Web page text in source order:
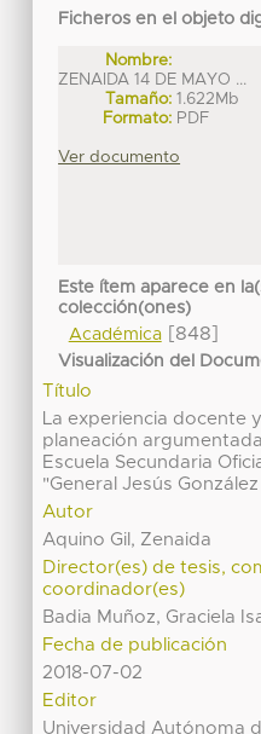
Ficheros en el objeto
Nombre:
ZENAIDA 14 DE MAYO ...
Tamaño: 1.622Mb
Formato: PDF
Ver documento
Este ítem aparece en
colección(ones)
Académica[848]
Visualización del
Título
La experiencia docente
planeación
Escuela Secundaria
"General Jesús
Autor
Aquino Gil, Zenaida
Director(es) de tesis,
coordinador(es)
Badia Muñoz, Graciela
Fecha de publicación
2018-07-02
Editor
Universidad Autónoma